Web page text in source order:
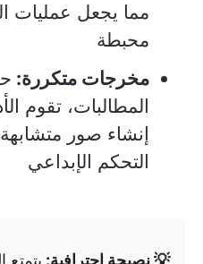
مما يجعل عمليات
محبطة
مخرجات متكررة:
المطالبات، تقوم
إنشاء صور
التحكم الإبداعي
💡 نصيحة احترافية: يتمتع